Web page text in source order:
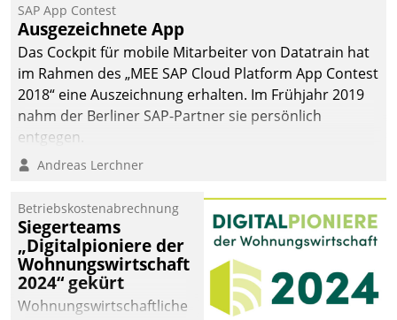
SAP App Contest
Ausgezeichnete App
Das Cockpit für mobile Mitarbeiter von Datatrain hat
im Rahmen des „MEE SAP Cloud Platform App Contest
2018“ eine Auszeichnung erhalten. Im Frühjahr 2019
nahm der Berliner SAP-Partner sie persönlich
entgegen.
Andreas Lerchner
Betriebskostenabrechnung
Siegerteams
„Digitalpioniere der
Wohnungswirtschaft
2024“ gekürt
Wohnungswirtschaftliche